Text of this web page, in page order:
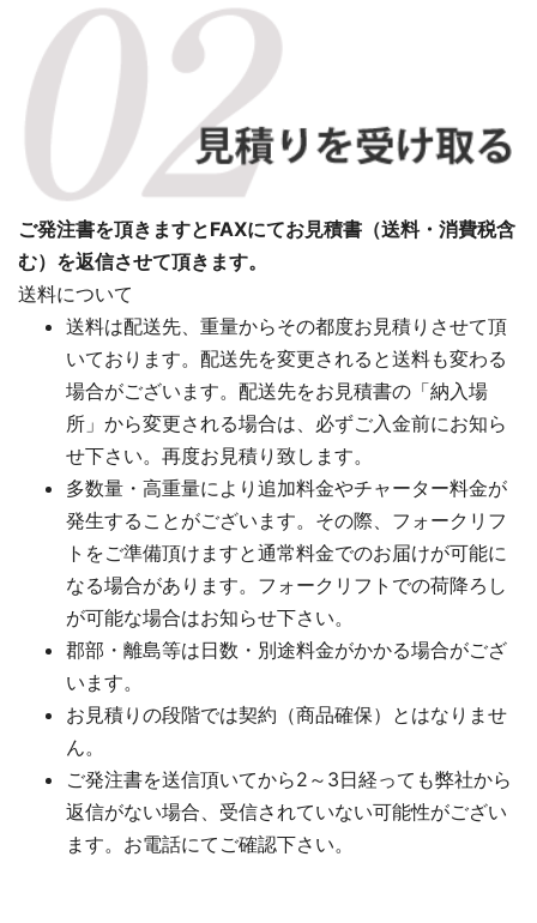
ご発注書を頂きますとFAXにてお見積書（送料・消費税含
む）を返信させて頂きます。
送料について
送料は配送先、重量からその都度お見積りさせて頂
いております。配送先を変更されると送料も変わる
場合がございます。配送先をお見積書の「納入場
所」から変更される場合は、必ずご入金前にお知ら
せ下さい。再度お見積り致します。
多数量・高重量により追加料金やチャーター料金が
発生することがございます。その際、フォークリフ
トをご準備頂けますと通常料金でのお届けが可能に
なる場合があります。フォークリフトでの荷降ろし
が可能な場合はお知らせ下さい。
郡部・離島等は日数・別途料金がかかる場合がござ
います。
お見積りの段階では契約（商品確保）とはなりませ
ん。
ご発注書を送信頂いてから2～3日経っても弊社から
返信がない場合、受信されていない可能性がござい
ます。お電話にてご確認下さい。